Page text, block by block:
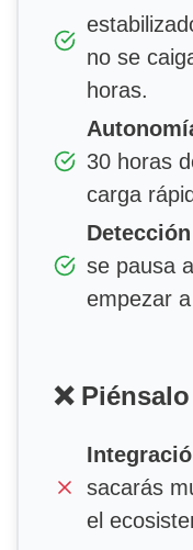
no se
horas.
30 horas
carga
se pausa
empezar
❌
sacarás
el